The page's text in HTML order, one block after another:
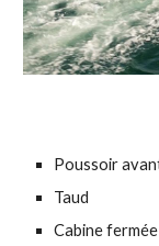
Poussoir
Taud
Cabine